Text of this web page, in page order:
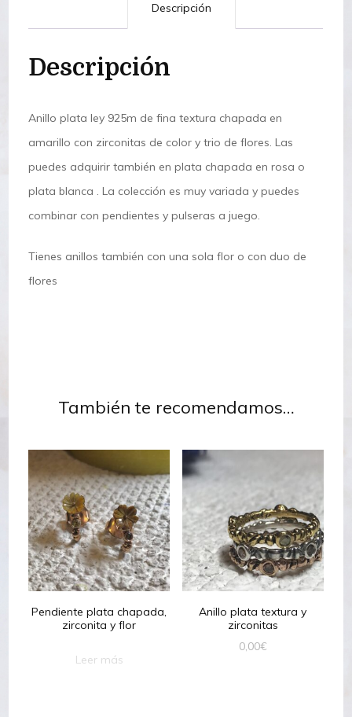
Descripción
Descripción
Anillo plata ley 925m de fina textura chapada en
amarillo con zirconitas de color y trio de flores. Las
puedes adquirir también en plata chapada en rosa o
plata blanca . La colección es muy variada y puedes
combinar con pendientes y pulseras a juego.
Tienes anillos también con una sola flor o con duo de
flores
También te recomendamos…
Pendiente plata chapada,
zirconita y flor
Leer más
Anillo plata textura y
zirconitas
0,00€